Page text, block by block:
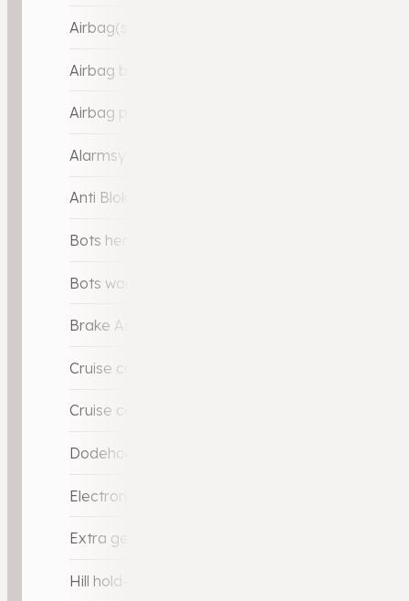
Airbag(s) side voor
Airbag bestuurder
Airbag passagier
Alarmsysteem
Anti Blokkeer Systeem (ABS)
Bots herkenning en activatie
Bots waarschuwing systeem
Brake Assist System
Cruise control adaptief
Cruise control adaptief met Stop&Go
Dodehoek detector
Electronic Stability Program (ESP)
Extra getint glas
Hill hold-functie